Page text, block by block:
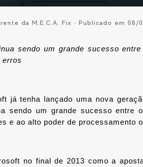
da M.E.C.A. Fix · Publicado em 08/
sendo um grande sucesso
erros
já tenha lançado uma nova
sendo um grande sucesso entre
e ao alto poder de processamento
no final de 2013 como a